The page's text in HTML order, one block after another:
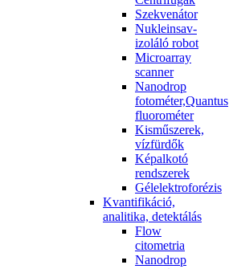
Szekvenátor
Nukleinsav-
izoláló robot
Microarray
scanner
Nanodrop
fotométer,Quantus
fluorométer
Kisműszerek,
vízfürdők
Képalkotó
rendszerek
Gélelektroforézis
Kvantifikáció,
analitika, detektálás
Flow
citometria
Nanodrop